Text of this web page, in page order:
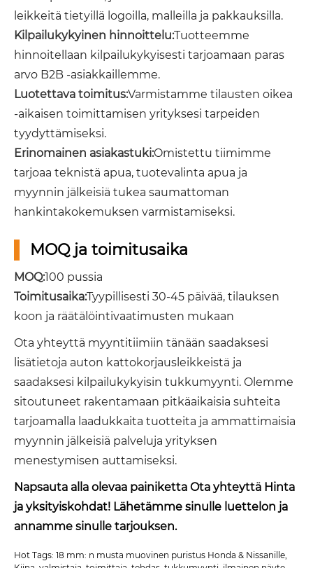
leikkeitä tietyillä logoilla, malleilla ja pakkauksilla.
Kilpailukykyinen hinnoittelu:Tuotteemme
hinnoitellaan kilpailukykyisesti tarjoamaan paras
arvo B2B -asiakkaillemme.
Luotettava toimitus:Varmistamme tilausten oikea
-aikaisen toimittamisen yrityksesi tarpeiden
tyydyttämiseksi.
Erinomainen asiakastuki:Omistettu tiimimme
tarjoaa teknistä apua, tuotevalinta apua ja
myynnin jälkeisiä tukea saumattoman
hankintakokemuksen varmistamiseksi.
MOQ ja toimitusaika
MOQ:100 pussia
Toimitusaika:Tyypillisesti 30-45 päivää, tilauksen
koon ja räätälöintivaatimusten mukaan
Ota yhteyttä myyntitiimiin tänään saadaksesi
lisätietoja auton kattokorjausleikkeistä ja
saadaksesi kilpailukykyisin tukkumyynti. Olemme
sitoutuneet rakentamaan pitkäaikaisia ​​suhteita
tarjoamalla laadukkaita tuotteita ja ammattimaisia ​​
myynnin jälkeisiä palveluja yrityksen
menestymisen auttamiseksi.
Napsauta alla olevaa painiketta Ota yhteyttä Hinta
ja yksityiskohdat! Lähetämme sinulle luettelon ja
annamme sinulle tarjouksen.
Hot Tags: 18 mm: n musta muovinen puristus Honda & Nissanille,